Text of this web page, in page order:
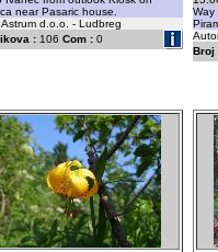
near Pasaric house.
d.o.o. - Ludbreg
:106 Com :0
Way
Broj